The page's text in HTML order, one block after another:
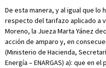
De esta manera, y al igual que lo
respecto del tarifazo aplicado a
Moreno, la Jueza Marta Yánez
acción de amparo y, en
(Ministerio de Hacienda,
Energía – ENARGAS) a): que en